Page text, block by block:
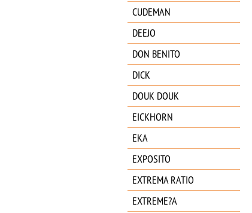
CUDEMAN
DEEJO
DON BENITO
DICK
DOUK DOUK
EICKHORN
EKA
EXPOSITO
EXTREMA RATIO
EXTREME?A